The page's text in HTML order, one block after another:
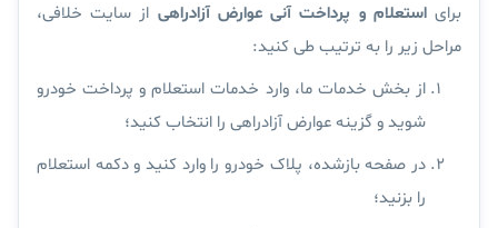
برایاستعلام و پرداخت آنی عوارض آزادراهی از سایت خلافی،
مراحل زیر را به ترتیب طی کنید:
از بخش خدمات ما، وارد خدمات استعلام و پرداخت خودرو
شوید و گزینه عوارض آزادراهی را انتخاب کنید؛
در صفحه بازشده، پلاک خودرو را وارد کنید و دکمه استعلام
را بزنید؛